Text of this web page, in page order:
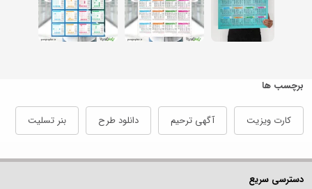
برچسب ها
کارت ویزیت آگهی ترحیم دانلود طرح بنر تسلیت
دسترسی سریع